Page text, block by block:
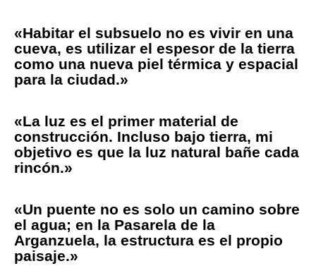
«Habitar el subsuelo no es vivir en una
cueva, es utilizar el espesor de la tierra
como una nueva piel térmica y espacial
para la ciudad.»
«La luz es el primer material de
construcción. Incluso bajo tierra, mi
objetivo es que la luz natural bañe cada
rincón.»
«Un puente no es solo un camino sobre
el agua; en la Pasarela de la
Arganzuela, la estructura es el propio
paisaje.»